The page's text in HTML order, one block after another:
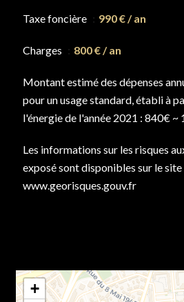
Taxe foncière 990 € / an
Charges 800 € / an
Montant estimé des dépenses
pour un usage standard, établi à
l'énergie de l'année 2021 : 840€ ~
Les informations sur les risques
exposé sont disponibles sur le site
www.georisques.gouv.fr
+